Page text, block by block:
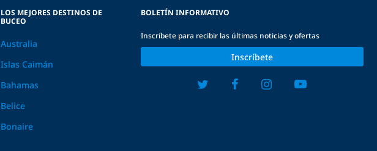
LOS MEJORES DESTINOS DE
BUCEO
Australia
Islas Caimán
Bahamas
Belice
Bonaire
BOLETÍN INFORMATIVO
Inscríbete para recibir las últimas noticias y ofertas
Inscríbete